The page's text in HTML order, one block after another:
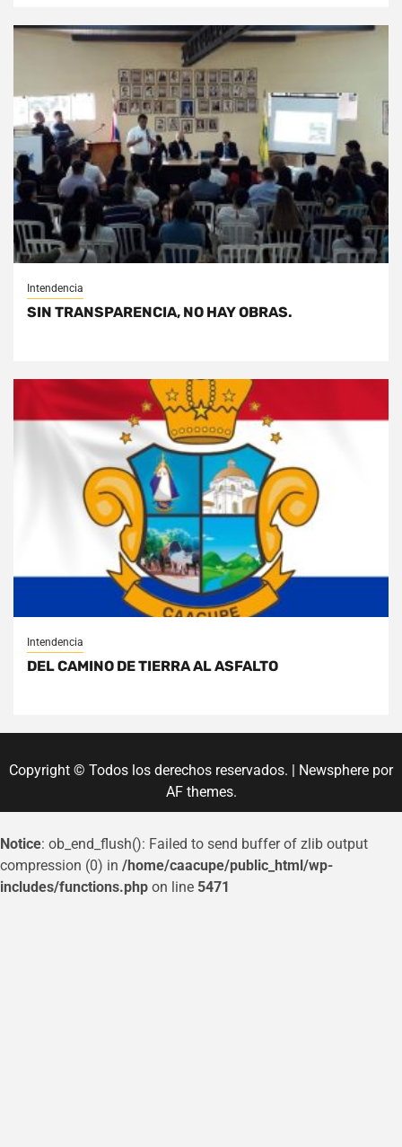
Intendencia
SIN TRANSPARENCIA, NO HAY OBRAS.
Intendencia
DEL CAMINO DE TIERRA AL ASFALTO
Copyright © Todos los derechos reservados. | Newsphere por
AF themes.
Notice: ob_end_flush(): Failed to send buffer of zlib output
compression (0) in /home/caacupe/public_html/wp-
includes/functions.php on line 5471